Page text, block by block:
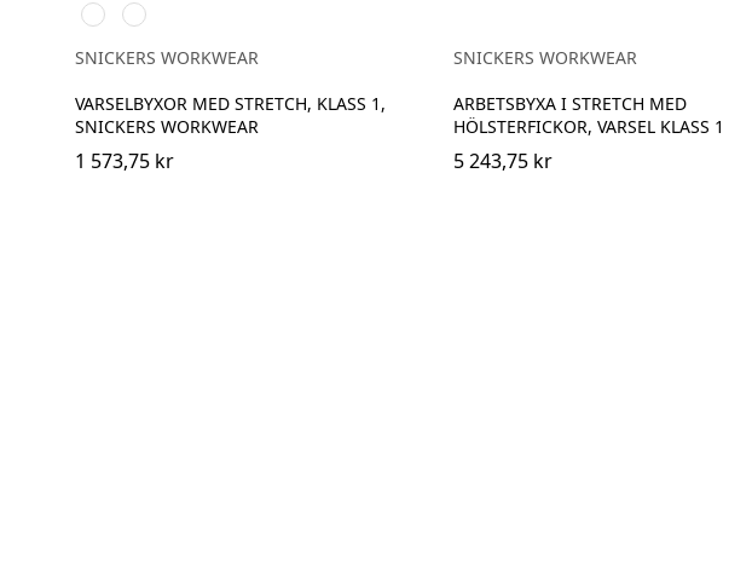
Svart/High
vis
yellow
Svart/High
vis
orange
SNICKERS WORKWEAR
VARSELBYXOR MED STRETCH, KLASS 1,
SNICKERS WORKWEAR
1 573,75 kr
SNICKERS WORKWEAR
ARBETSBYXA I STRETCH MED
HÖLSTERFICKOR, VARSEL KLASS 1
5 243,75 kr